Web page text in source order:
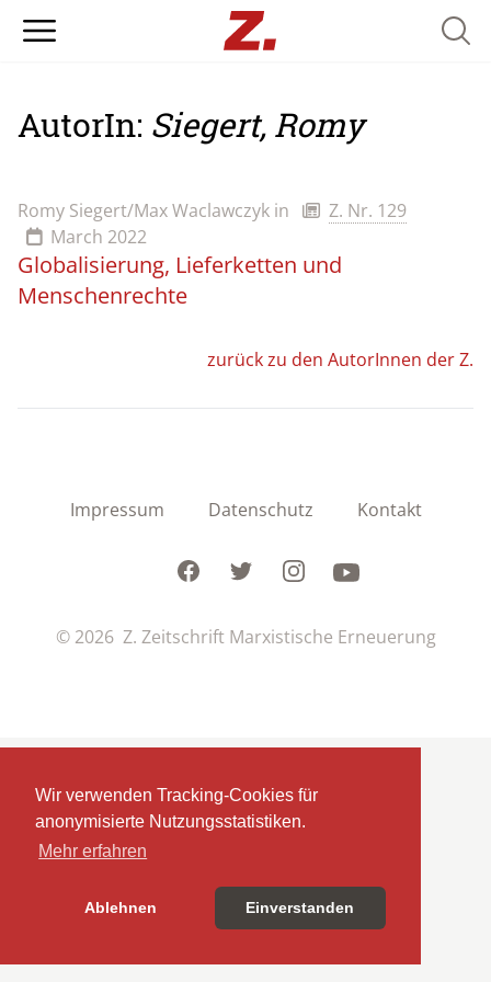
Wir verwenden Tracking-Cookies für
anonymisierte Nutzungsstatistiken.
Mehr erfahren
Ablehnen Einverstanden
AutorIn: Siegert, Romy
Romy Siegert/Max Waclawczyk in
Z. Nr. 129
March 2022
Globalisierung, Lieferketten und
Menschenrechte
zurück zu den AutorInnen der Z.
Impressum Datenschutz Kontakt
FacebookTwitterInstagramYoutube
© 2026 Z. Zeitschrift Marxistische Erneuerung